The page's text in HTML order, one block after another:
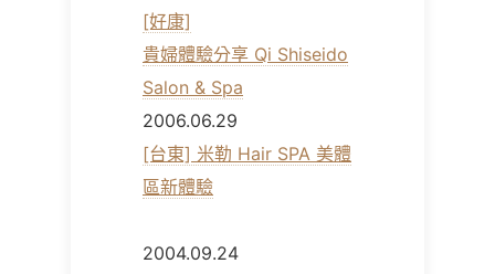
[好康]
貴婦體驗分享 Qi Shiseido
Salon & Spa
2006.06.29
[台東] 米勒 Hair SPA 美體
區新體驗
2004.09.24